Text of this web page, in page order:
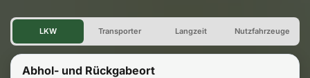
LKW Vermietung
LKW Transporter Langzeit Nutzfahrzeuge
Abhol- und Rückgabeort